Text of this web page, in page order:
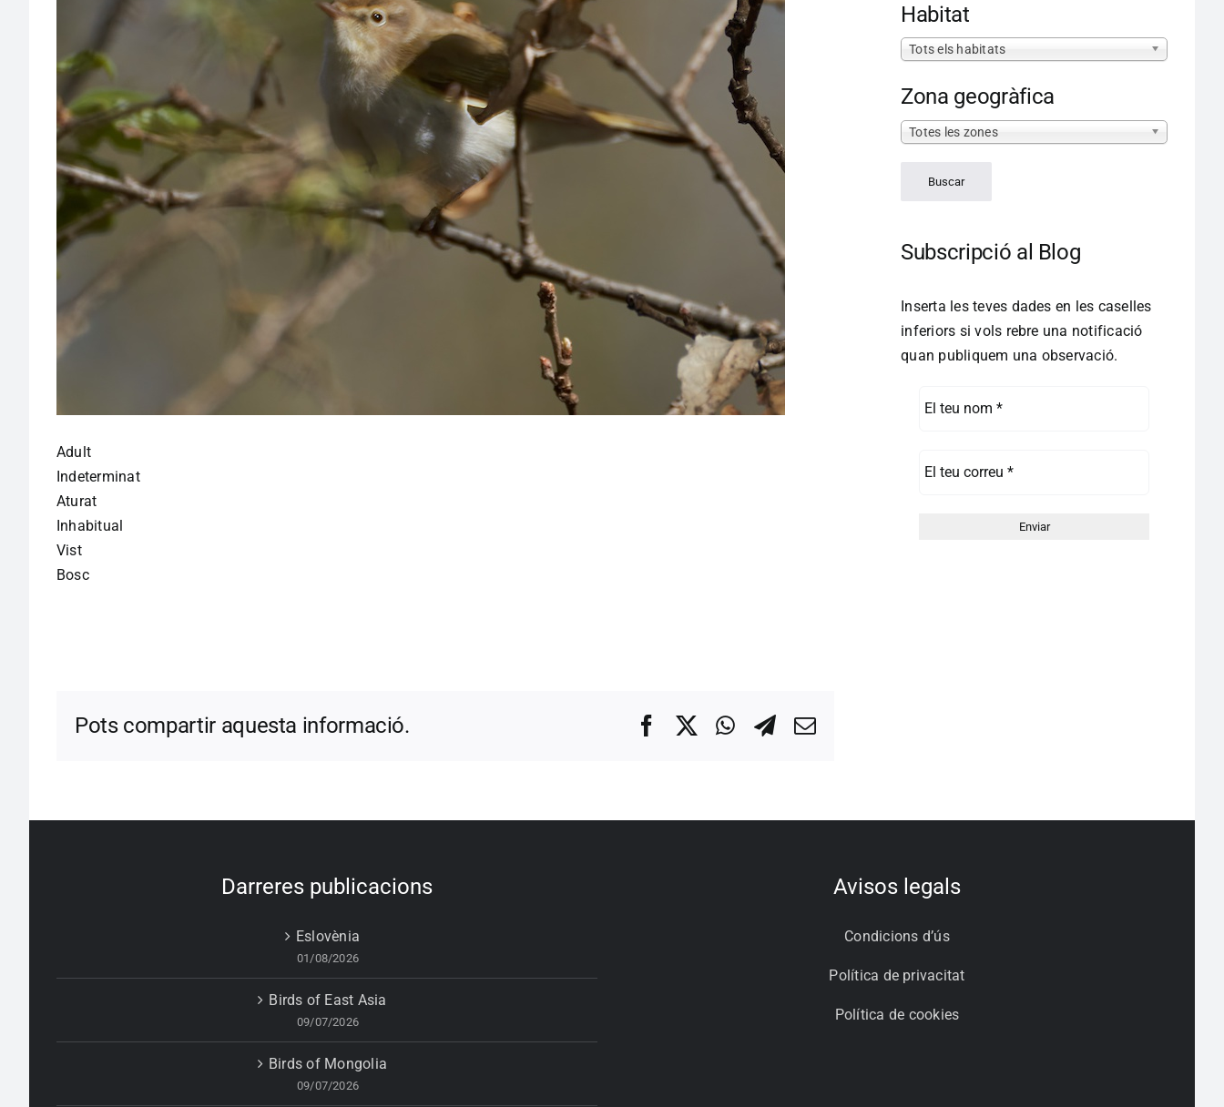
Adult
Indeterminat
Aturat
Inhabitual
Vist
Bosc
Pots compartir aquesta informació. FacebookWhatsApp
Telegram
Correo
Habitat
Tots els habitats
Zona geogràfica
Totes les zones
Subscripció al Blog
Inserta les teves dades en les caselles
inferiors si vols rebre una notificació
quan publiquem una observació.
Darreres publicacions
Eslovènia
01/08/2026
Birds of East Asia
09/07/2026
Birds of Mongolia
09/07/2026
Avisos legals
Condicions d’ús
Política de privacitat
Política de cookies